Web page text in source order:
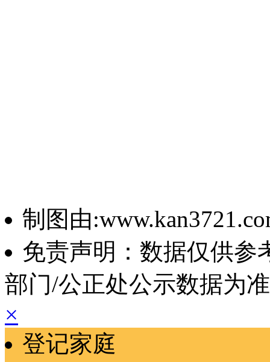
制图由
免责声明：数据仅供参
部门/公正处公示数据为
×
登记家庭